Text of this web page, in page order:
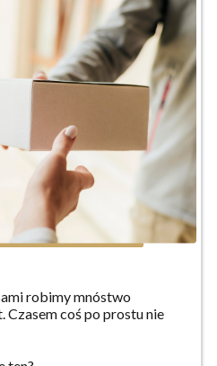
robimy mnóstwo
Czasem coś po prostu nie